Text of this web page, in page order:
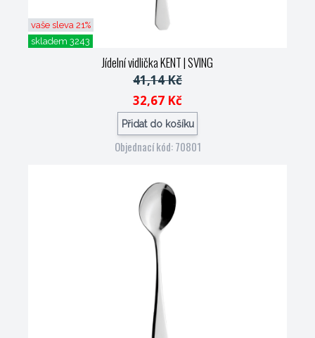
vaše sleva 21%
skladem 3243
Jídelní vidlička KENT| SVING
41,14 Kč
32,67 Kč
Přidat do košíku
Objednací kód: 70801